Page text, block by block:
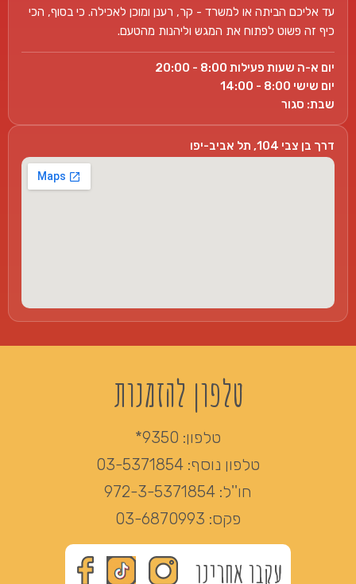
עד אליכם הביתה או למשרד - קר, רענן ומוכן לאכילה. כי בסוף, הכי
כיף זה פשוט לפתוח את המגש וליהנות מהטעם.
יום א-ה שעות פעילות 8:00 - 20:00
יום שישי 8:00 - 14:00
שבת: סגור
דרך בן צבי 104, תל אביב-יפו
טלפון להזמנות
טלפון: 9350*
טלפון נוסף: 03-5371854
חו''ל: 972-3-5371854
פקס: 03-6870993
עקבו אחרינו